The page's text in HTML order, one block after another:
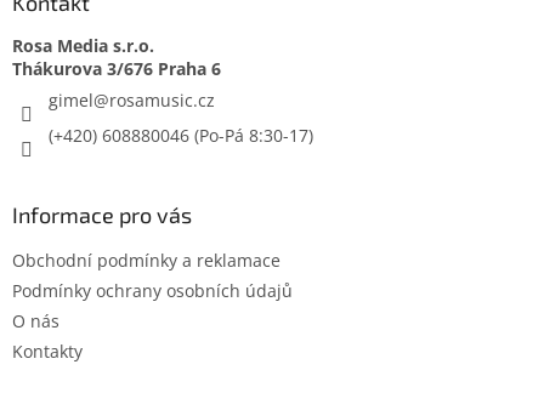
Rosa Media s.r.o.
gimel@rosamusic.cz
(+420) 608880046
Informace pro vás
Obchodní podmínky a reklamace
Podmínky ochrany osobních údajů
O nás
Kontakty